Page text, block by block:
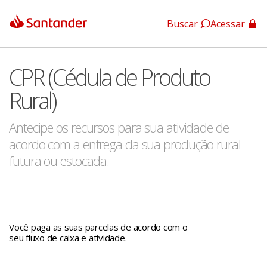
App Santander
App Santander Empresas
Buscar Acessar
CPR (Cédula de Produto
Rural)
Antecipe os recursos para sua atividade de
acordo com a entrega da sua produção rural
futura ou estocada.
Você paga as suas parcelas de acordo com o
seu fluxo de caixa e atividade.